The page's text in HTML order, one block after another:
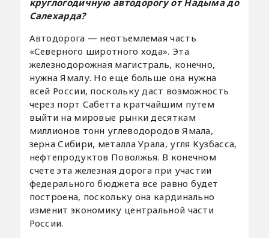
Салехарда?
Автодорога — неотъемлемая часть
«Северного широтного хода». Эта
железнодорожная магистраль, конечно,
нужна Ямалу. Но еще больше она нужна
всей России, поскольку даст возможность
через порт Сабетта кратчайшим путем
выйти на мировые рынки десяткам
миллионов тонн углеводородов Ямала,
зерна Сибири, металла Урала, угля Кузбасса,
нефтепродуктов Поволжья. В конечном
счете эта железная дорога при участии
федерального бюджета все равно будет
построена, поскольку она кардинально
изменит экономику центральной части
России.